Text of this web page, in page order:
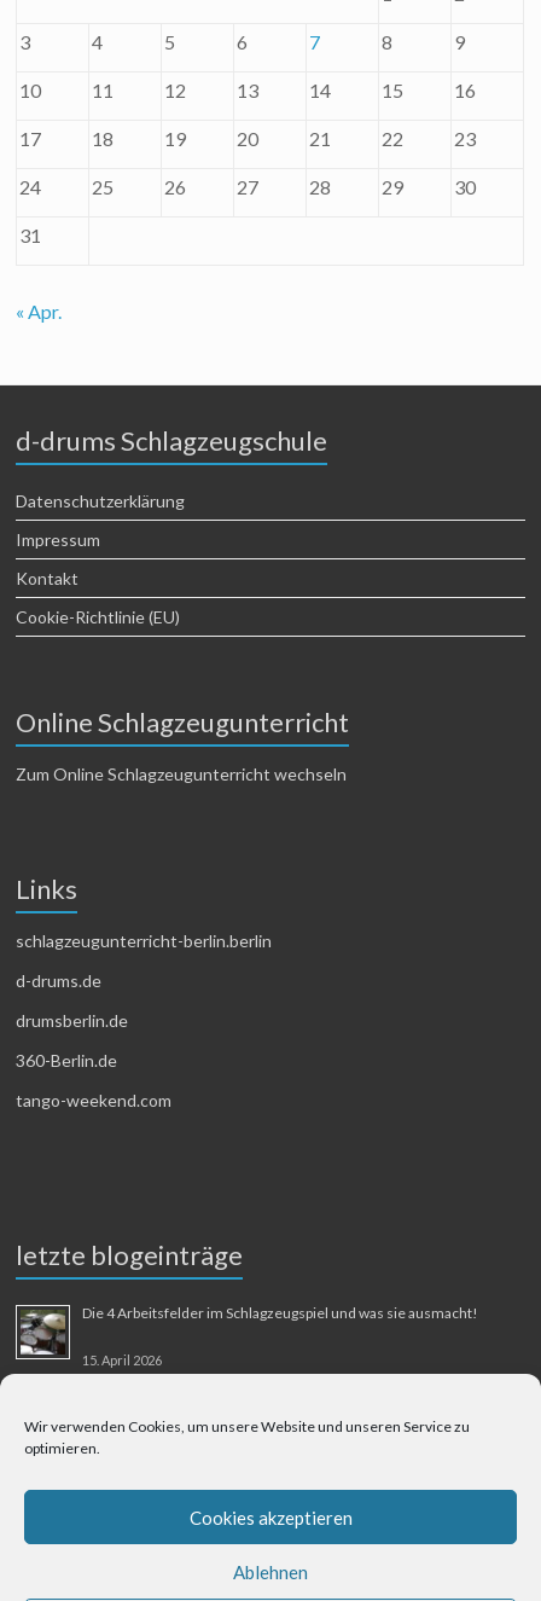
Wir verwenden Cookies, um unsere Website und unseren Service zu
optimieren.
Cookies akzeptieren
Ablehnen
3 4 5 6 7 8 9
10 11 12 13 14 15 16
17 18 19 20 21 22 23
24 25 26 27 28 29 30
31
« Apr.
d-drums Schlagzeugschule
Datenschutzerklärung
Impressum
Kontakt
Cookie-Richtlinie (EU)
Online Schlagzeugunterricht
Zum Online Schlagzeugunterricht wechseln
Links
schlagzeugunterricht-berlin.berlin
d-drums.de
drumsberlin.de
360-Berlin.de
tango-weekend.com
letzte blogeinträge
Die 4 Arbeitsfelder im Schlagzeugspiel und was sie ausmacht!
15. April 2026
31. August 2025
Berliner Flughafen Tegel – Berlin-Bangkok